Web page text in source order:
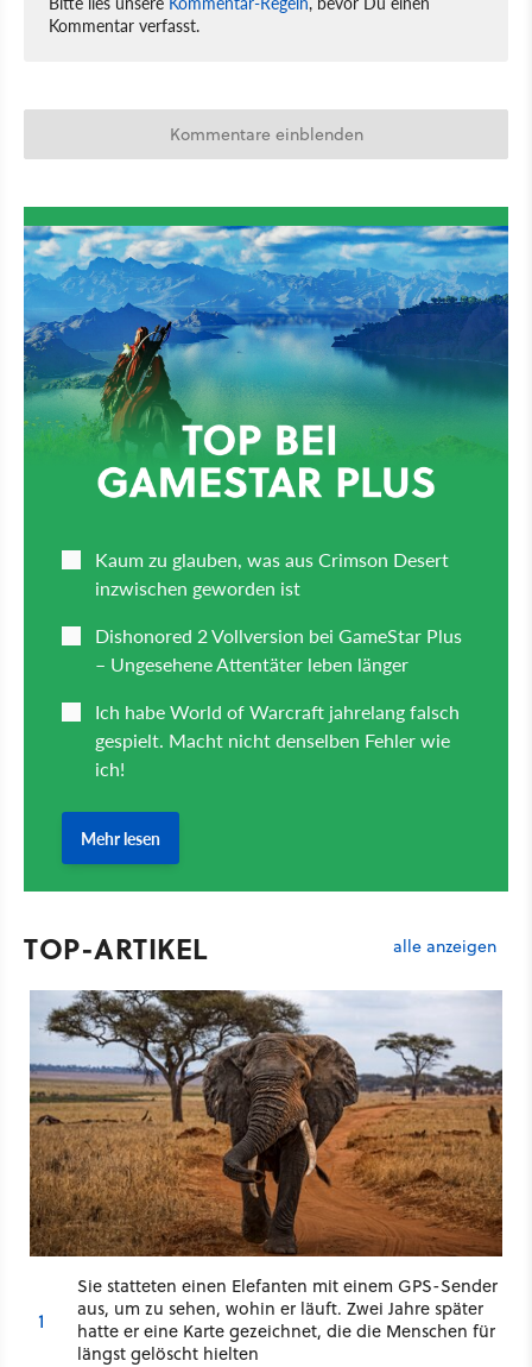
Kommentar verfasst.
Kommentare einblenden
TOP-ARTIKEL alle anzeigen
1
Sie statteten einen Elefanten mit einem GPS-Sender
aus, um zu sehen, wohin er läuft. Zwei Jahre später
hatte er eine Karte gezeichnet, die die Menschen für
längst gelöscht hielten